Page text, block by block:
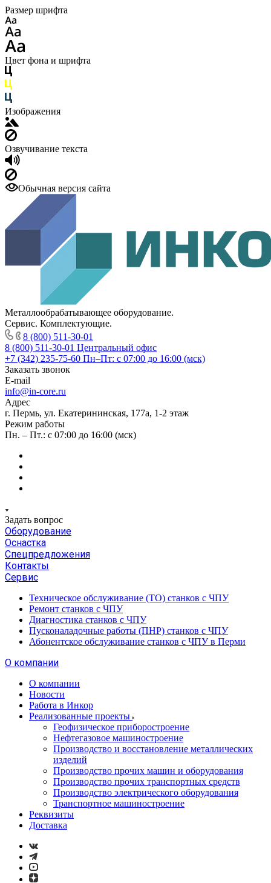
Размер шрифта
Цвет фона и шрифта
Изображения
Озвучивание текста
Обычная версия сайта
Металлообрабатывающее оборудование.
Сервис. Комплектующие.
8 (800) 511-30-01
8 (800) 511-30-01 Центральный офис
+7 (342) 235-75-60 Пн–Пт: с 07:00 до 16:00 (мск)
Заказать звонок
E-mail
info@in-core.ru
Адрес
г. Пермь, ул. ​Екатерининская, 177а, ​1-2 этаж
Режим работы
Пн. – Пт.: с 07:00 до 16:00 (мск)
Задать вопрос
Оборудование
Оснастка
Спецпредложения
Контакты
Сервис
Техническое обслуживание (ТО) станков с ЧПУ
Ремонт станков с ЧПУ
Диагностика станков с ЧПУ
Пусконаладочные работы (ПНР) станков с ЧПУ
Абонентское обслуживание станков с ЧПУ в Перми
О компании
О компании
Новости
Работа в Инкор
Реализованные проекты
Геофизическое приборостроение
Нефтегазовое машиностроение
Производство и восстановление металлических
изделий
Производство прочих машин и оборудования
Производство прочих транспортных средств
Производство электрического оборудования
Транспортное машиностроение
Реквизиты
Доставка